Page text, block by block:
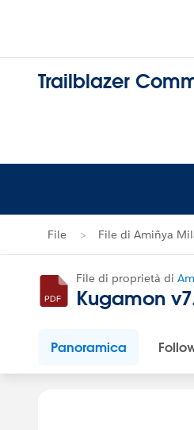
Trailblazer
File File di Amiñya
File di proprietà di
Kugamon
Panoramica